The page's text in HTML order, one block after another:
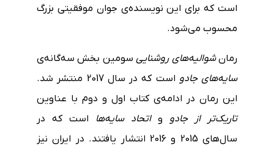
است که برای این نویسنده‌ی جوان موفقیتی بزرگ
محسوب می‌شود.
رمانشوالیه‌های روشناییسومین بخش سه‌گانه‌ی
سایه‌های جادو
است که در سال 2017 منتشر شد.
این رمان در ادامه‌ی کتاب اول و دوم با عناوین
تاریک‌تر از جادو واتحاد سایه‌ها است که در
سال‌های 2015 و 2016 انتشار یافتند. در ایران نیز